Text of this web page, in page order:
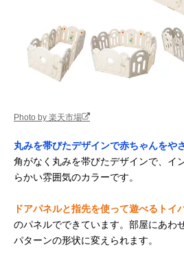
Photo by 楽天市場
丸みを帯びたデザインで赤ちゃんをや
角がなく丸みを帯びたデザインで、イ
らかい雰囲気のカラーです。
ドアパネルと指先を使って遊べるトイ
のパネルでできています。部屋にあわ
パターンの形状に変えられます。